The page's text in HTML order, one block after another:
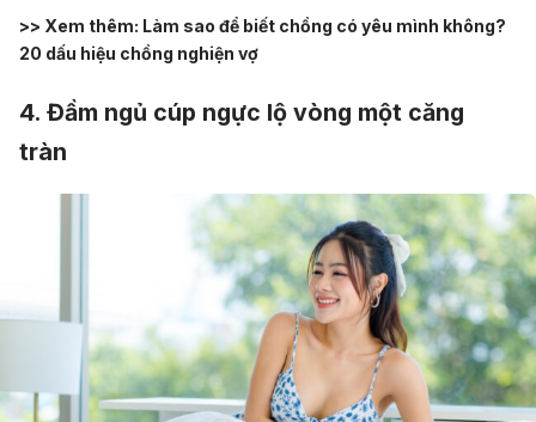
>> Xem thêm: Làm sao để biết chồng có yêu mình không?
20 dấu hiệu chồng nghiện vợ
4. Đầm ngủ cúp ngực lộ vòng một căng
tràn